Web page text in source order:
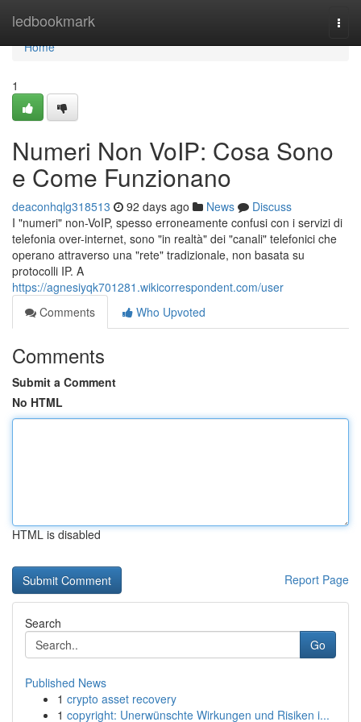
ledbookmark
Home
Home
1
Numeri Non VoIP: Cosa Sono
e Come Funzionano
deaconhqlg318513 92 days ago News
Discuss
I "numeri" non-VoIP, spesso erroneamente confusi con i servizi di
telefonia over-internet, sono "in realtà" dei "canali" telefonici che
operano attraverso una "rete" tradizionale, non basata su
protocolli IP. A
https://agnesiyqk701281.wikicorrespondent.com/user
Comments
Who Upvoted
Comments
Submit a Comment
No HTML
HTML is disabled
Report Page
Search
Go
Published News
1 crypto asset recovery
1 copyright: Unerwünschte Wirkungen und Risiken i...